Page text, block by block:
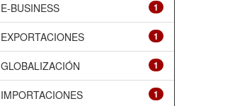
1
E-BUSINESS
1
EXPORTACIONES
1
GLOBALIZACIÓN
1
IMPORTACIONES